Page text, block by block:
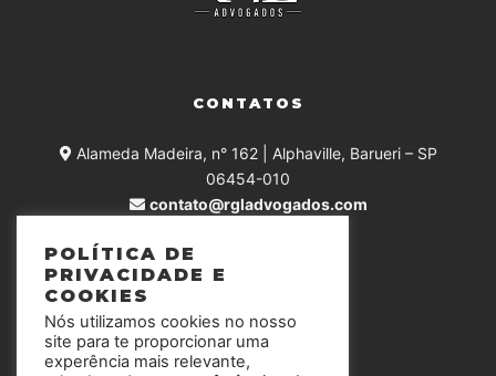
CONTATOS
Alameda Madeira, n° 162 | Alphaville, Barueri – SP
06454-010
contato@rgladvogados.com
SIGA-NOS
POLÍTICA DE
PRIVACIDADE E
COOKIES
Nós utilizamos cookies no nosso
site para te proporcionar uma
experência mais relevante,